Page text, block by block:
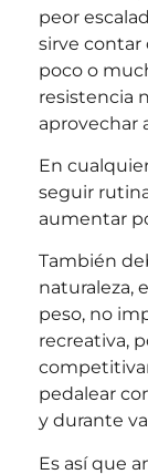
peor
sirve contar
poco o
resistencia
aprovechar
En
seguir
aumentar
También
naturaleza,
peso, no
recreativa,
pedalear
y durante
Es así que